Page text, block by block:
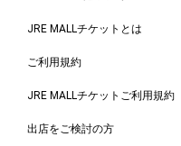
JRE MALLチケットとは
ご利用規約
JRE MALLチケットご利用規約
出店をご検討の方